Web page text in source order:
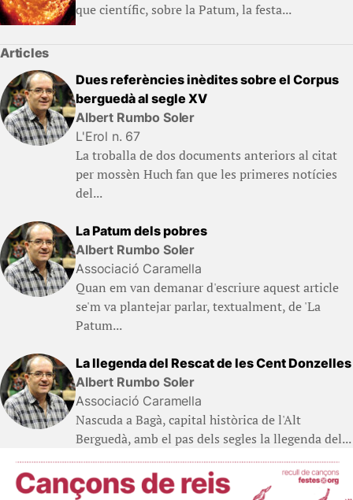
que científic, sobre la Patum, la festa...
Articles
Dues referències inèdites sobre el Corpus
berguedà al segle XV
Albert Rumbo Soler
L'Erol n. 67
La troballa de dos documents anteriors al citat
per mossèn Huch fan que les primeres notícies
del...
La Patum dels pobres
Albert Rumbo Soler
Associació Caramella
Quan em van demanar d'escriure aquest article
se'm va plantejar parlar, textualment, de 'La
Patum...
La llegenda del Rescat de les Cent Donzelles
Albert Rumbo Soler
Associació Caramella
Nascuda a Bagà, capital històrica de l'Alt
Berguedà, amb el pas dels segles la llegenda del...